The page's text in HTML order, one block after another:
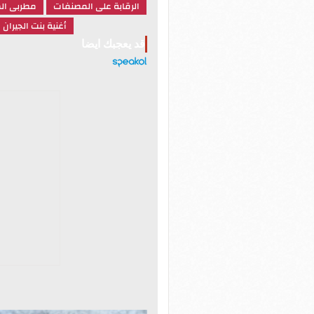
الرقابة على المصنفات
مطربى
أغنية بنت الجيران